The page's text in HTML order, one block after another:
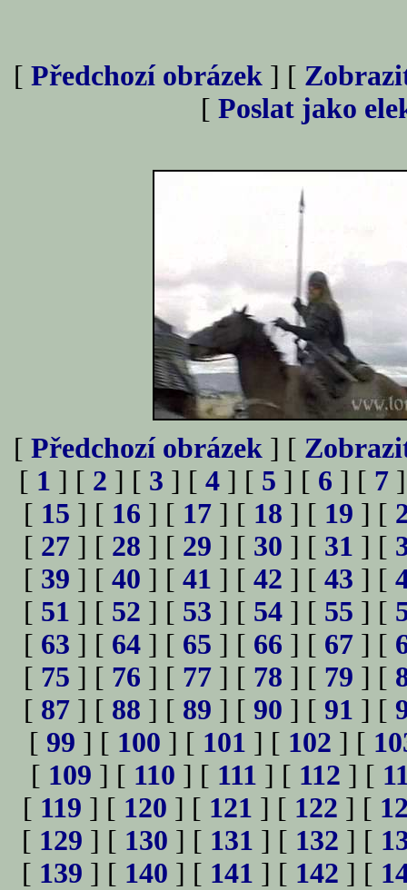
[ Předchozí obrázek ] [
[ Poslat jako
[ Předchozí obrázek ] [
[ 1 ] [ 2 ] [ 3 ] [ 4 ] [ 5 ] [ 6 ] [ 7
[ 15 ] [ 16 ] [ 17 ] [ 18 ] [ 19 ] [
[ 27 ] [ 28 ] [ 29 ] [ 30 ] [ 31 ] [
[ 39 ] [ 40 ] [ 41 ] [ 42 ] [ 43 ] [
[ 51 ] [ 52 ] [ 53 ] [ 54 ] [ 55 ] [
[ 63 ] [ 64 ] [ 65 ] [ 66 ] [ 67 ] [
[ 75 ] [ 76 ] [ 77 ] [ 78 ] [ 79 ] [
[ 87 ] [ 88 ] [ 89 ] [ 90 ] [ 91 ] [
[ 99 ] [ 100 ] [ 101 ] [ 102 ] [
[ 109 ] [ 110 ] [ 111 ] [ 112 ] [
[ 119 ] [ 120 ] [ 121 ] [ 122 ] [
[ 129 ] [ 130 ] [ 131 ] [ 132 ] [
[ 139 ] [ 140 ] [ 141 ] [ 142 ] [